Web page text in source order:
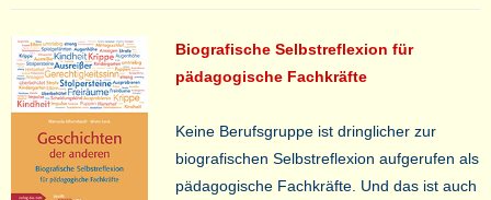
Biografische Selbstreflexion für
pädagogische Fachkräfte
Keine Berufsgruppe ist dringlicher zur
biografischen Selbstreflexion aufgerufen als
pädagogische Fachkräfte. Und das ist auch